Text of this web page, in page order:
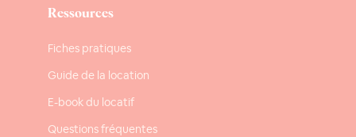
Ressources
Fiches pratiques
Guide de la location
E-book du locatif
Questions fréquentes